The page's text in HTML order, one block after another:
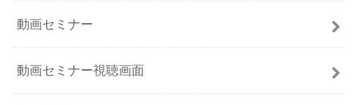
動画セミナー
動画セミナー視聴画面